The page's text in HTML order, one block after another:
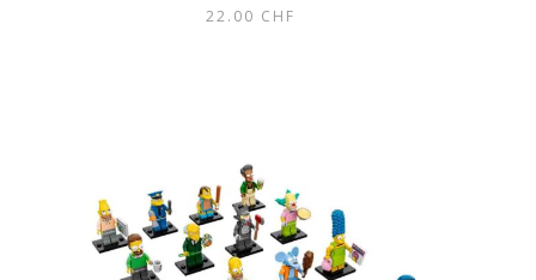
22.00 CHF